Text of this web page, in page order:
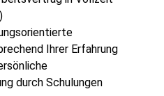
Ihrer Erfahrung
durch Schulungen